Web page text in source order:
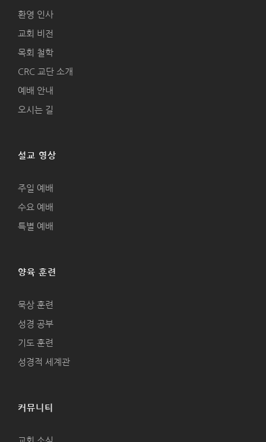
환영 인사
교회 비전
목회 철학
CRC 교단 소개
예배 안내
오시는 길
설교 영상
주일 예배
수요 예배
특별 예배
양육 훈련
묵상 훈련
성경 공부
기도 훈련
성경적 세계관
커뮤니티